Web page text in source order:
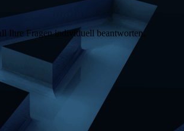
Ihre Fragen individuell beantworten.